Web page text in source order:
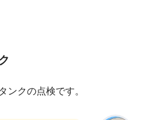
ンクの点検です。